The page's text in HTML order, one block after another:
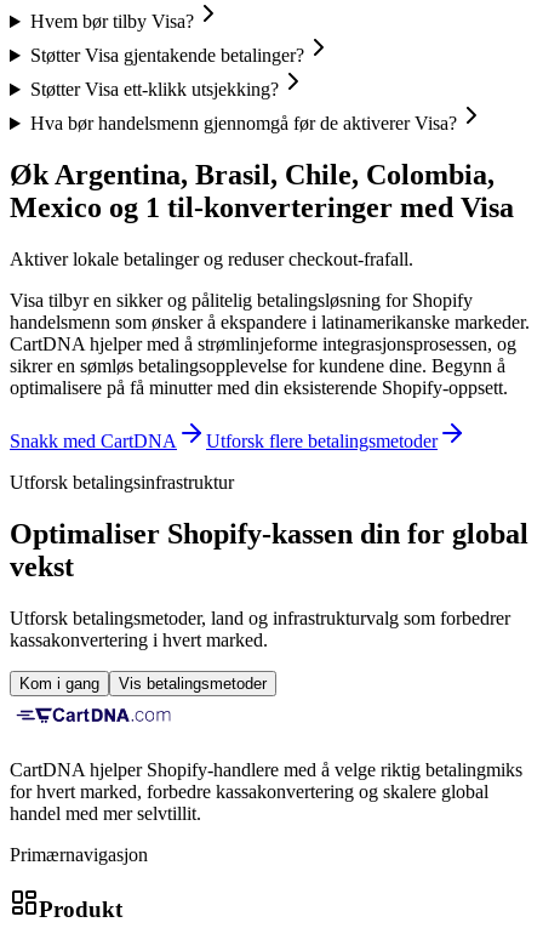
Hvem bør tilby Visa?
Støtter Visa gjentakende betalinger?
Støtter Visa ett-klikk utsjekking?
Hva bør handelsmenn gjennomgå før de aktiverer Visa?
Øk Argentina, Brasil, Chile, Colombia,
Mexico og 1 til-konverteringer med Visa
Aktiver lokale betalinger og reduser checkout-frafall.
Visa tilbyr en sikker og pålitelig betalingsløsning for Shopify
handelsmenn som ønsker å ekspandere i latinamerikanske markeder.
CartDNA hjelper med å strømlinjeforme integrasjonsprosessen, og
sikrer en sømløs betalingsopplevelse for kundene dine. Begynn å
optimalisere på få minutter med din eksisterende Shopify-oppsett.
Snakk med CartDNA
Utforsk flere betalingsmetoder
Utforsk betalingsinfrastruktur
Optimaliser Shopify-kassen din for global
vekst
Utforsk betalingsmetoder, land og infrastrukturvalg som forbedrer
kassakonvertering i hvert marked.
Kom i gang Vis betalingsmetoder
CartDNA hjelper Shopify-handlere med å velge riktig betalingmiks
for hvert marked, forbedre kassakonvertering og skalere global
handel med mer selvtillit.
Primærnavigasjon
Produkt